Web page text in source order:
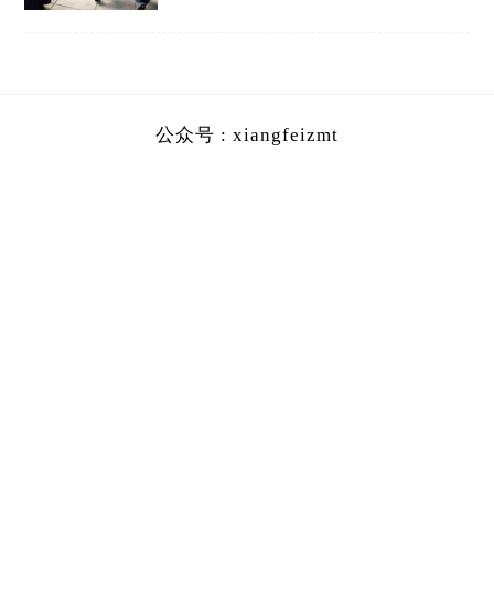
公众号 : xiangfeizmt